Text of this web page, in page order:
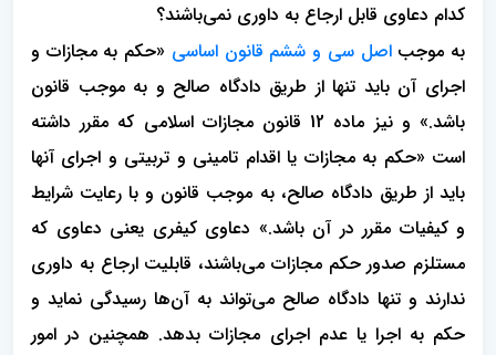
کدام دعاوی قابل ارجاع به داوری نمی‌باشند؟
به موجباصل سی و ششم قانون اساسی «حکم به مجازات و
اجرای آن باید تنها از طریق دادگاه صالح و به موجب قانون
باشد.» و نیز ماده 12 قانون مجازات اسلامی که مقرر داشته
است «حکم به مجازات یا اقدام تامینی و تربیتی و اجرای آنها
باید از طریق دادگاه صالح، به موجب قانون و با رعایت شرایط
و کیفیات مقرر در آن باشد.» دعاوی کیفری یعنی دعاوی که
مستلزم صدور حکم مجازات می‌باشند، قابلیت ارجاع به داوری
ندارند و تنها دادگاه صالح می‌تواند به آن‌ها رسیدگی نماید و
حکم به اجرا یا عدم اجرای مجازات بدهد. همچنین در امور